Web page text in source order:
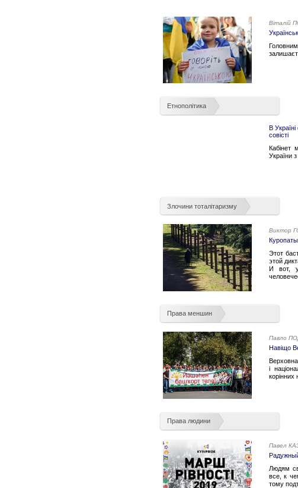
Віталій
Головним
Етнополітика
В
совісті
Кабінет
України з
Злочини тоталітаризму
Виктор
Этот
этой
И вот,
Права меншин
Павло
Навіщо
і
корінних
Права людини
Павел
Людям
все, к
тому